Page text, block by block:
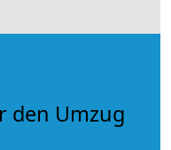
den Umzug